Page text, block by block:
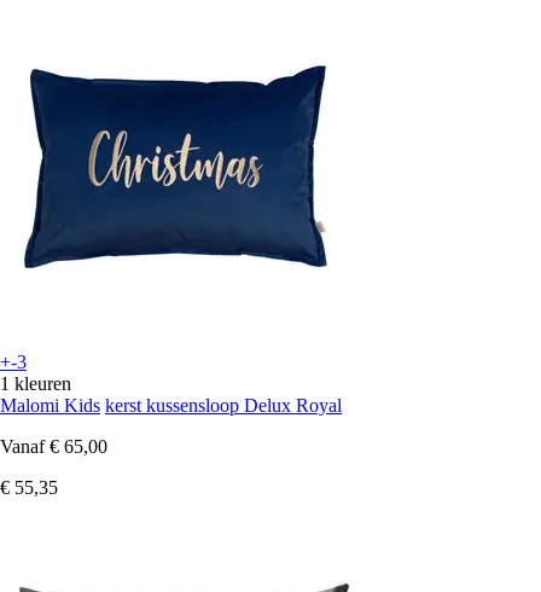
+-3
1 kleuren
Malomi Kids kerst kussensloop Delux Royal
Vanaf € 65,00
€ 55,35